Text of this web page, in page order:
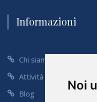
Noi
Informazioni
Chi siamo
Attività
Blog